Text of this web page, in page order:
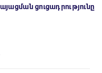
ցուցադրությունը